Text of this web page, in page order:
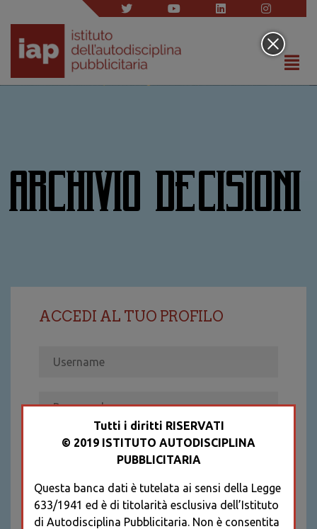
ARCHIVIO DECISIONI
ACCEDI AL TUO PROFILO
Recupera password
REGISTRATI
* I CAMPI CONTRASSEGNATI SONO
OBBLIGATORI
Tutti i diritti RISERVATI
© 2019 ISTITUTO AUTODISCIPLINA
PUBBLICITARIA
Questa banca dati è tutelata ai sensi della Legge
633/1941 ed è di titolarità esclusiva dell’Istituto
di Autodisciplina Pubblicitaria. Non è consentita